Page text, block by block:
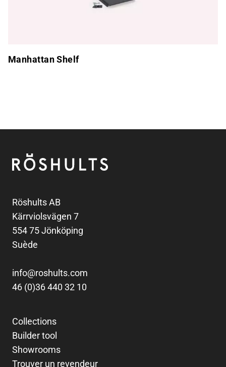
Manhattan Shelf
Röshults
Röshults AB
Kärrviolsvägen 7
554 75 Jönköping
Suède
info@roshults.com
46 (0)36 440 32 10
Collections
Builder tool
Showrooms
Trouver un revendeur